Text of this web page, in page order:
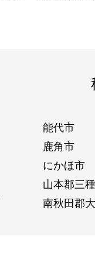
能代市
鹿角市
にかほ市
山本郡三
南秋田郡